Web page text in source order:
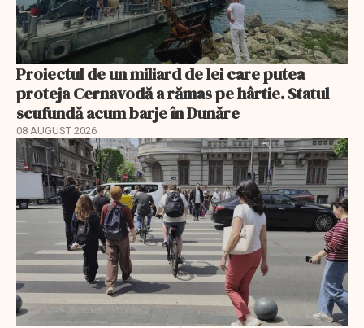
Proiectul de un miliard de lei care putea
proteja Cernavodă a rămas pe hârtie. Statul
scufundă acum barje în Dunăre
08 AUGUST 2026